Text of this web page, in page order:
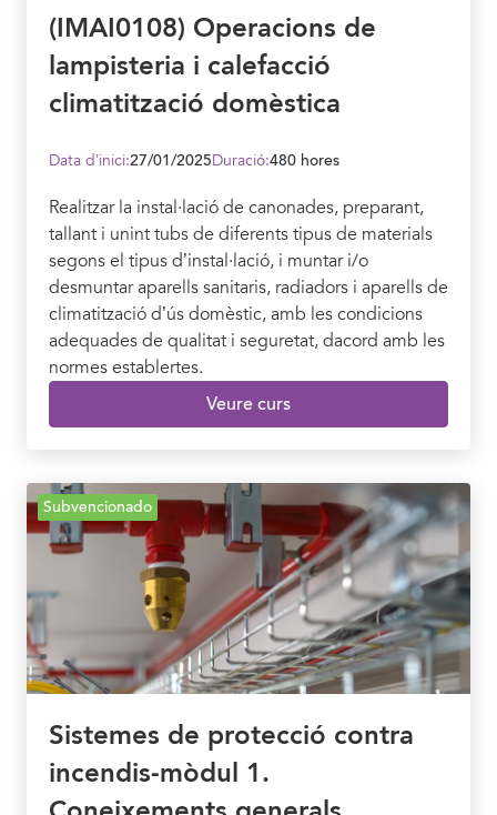
(IMAI0108) Operacions de
lampisteria i calefacció
climatització domèstica
Data d’inici:27/01/2025Duració:480 hores
Realitzar la instal·lació de canonades, preparant,
tallant i unint tubs de diferents tipus de materials
segons el tipus d’instal·lació, i muntar i/o
desmuntar aparells sanitaris, radiadors i aparells de
climatització d’ús domèstic, amb les condicions
adequades de qualitat i seguretat, dacord amb les
normes establertes.
Veure curs
Subvencionado
Sistemes de protecció contra
incendis-mòdul 1.